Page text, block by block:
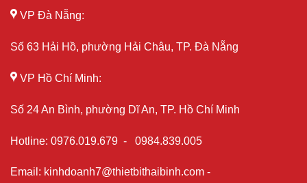
VP Đà Nẵng:
Số 63 Hải Hồ, phường Hải Châu, TP. Đà Nẵng
VP Hồ Chí Minh:
Số 24 An Bình, phường Dĩ An, TP. Hồ Chí Minh
Hotline: 0976.019.679 - 0984.839.005
Email : kinhdoanh7@thietbithaibinh.com -